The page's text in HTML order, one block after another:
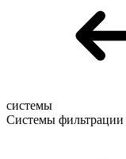
системы
Системы фильтрации